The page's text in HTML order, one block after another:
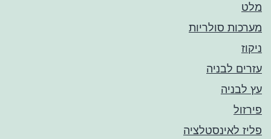
מלט
מערכות סולריות
ניקוז
עזרים לבניה
עץ לבניה
פירזול
פליז לאינסטלציה